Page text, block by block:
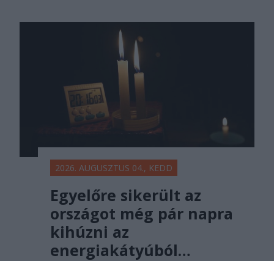
2026. AUGUSZTUS 04., KEDD
Egyelőre sikerült az
országot még pár napra
kihúzni az
energiakátyúból…